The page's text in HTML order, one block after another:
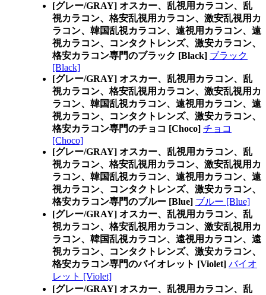
[グレー/GRAY] オスカー、乱視用カラコン、乱
視カラコン、格安乱視用カラコン、激安乱視用カ
ラコン、韓国乱視カラコン、遠視用カラコン、遠
視カラコン、コンタクトレンズ、激安カラコン、
格安カラコン専門のブラック [Black] ブラック
[Black]
[グレー/GRAY] オスカー、乱視用カラコン、乱
視カラコン、格安乱視用カラコン、激安乱視用カ
ラコン、韓国乱視カラコン、遠視用カラコン、遠
視カラコン、コンタクトレンズ、激安カラコン、
格安カラコン専門のチョコ [Choco] チョコ
[Choco]
[グレー/GRAY] オスカー、乱視用カラコン、乱
視カラコン、格安乱視用カラコン、激安乱視用カ
ラコン、韓国乱視カラコン、遠視用カラコン、遠
視カラコン、コンタクトレンズ、激安カラコン、
格安カラコン専門のブルー [Blue] ブルー [Blue]
[グレー/GRAY] オスカー、乱視用カラコン、乱
視カラコン、格安乱視用カラコン、激安乱視用カ
ラコン、韓国乱視カラコン、遠視用カラコン、遠
視カラコン、コンタクトレンズ、激安カラコン、
格安カラコン専門のバイオレット [Violet] バイオ
レット [Violet]
[グレー/GRAY] オスカー、乱視用カラコン、乱